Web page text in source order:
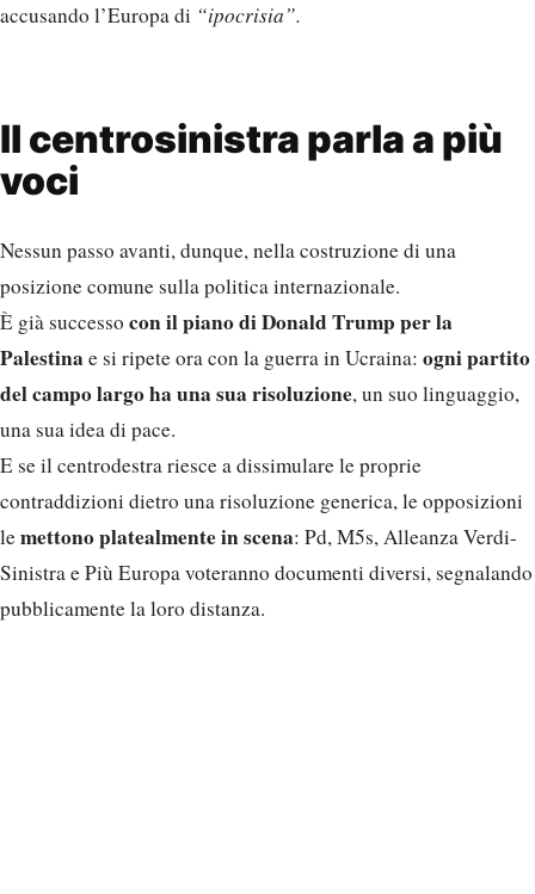
accusando l’Europa di “ipocrisia”.
Il centrosinistra parla a più
voci
Nessun passo avanti, dunque, nella costruzione di una
posizione comune sulla politica internazionale.
È già successo con il piano di Donald Trump per la
Palestina e si ripete ora con la guerra in Ucraina: ogni partito
del campo largo ha una sua risoluzione, un suo linguaggio,
una sua idea di pace.
E se il centrodestra riesce a dissimulare le proprie
contraddizioni dietro una risoluzione generica, le opposizioni
lemettono platealmente in scena: Pd, M5s, Alleanza Verdi-
Sinistra e Più Europa voteranno documenti diversi, segnalando
pubblicamente la loro distanza.